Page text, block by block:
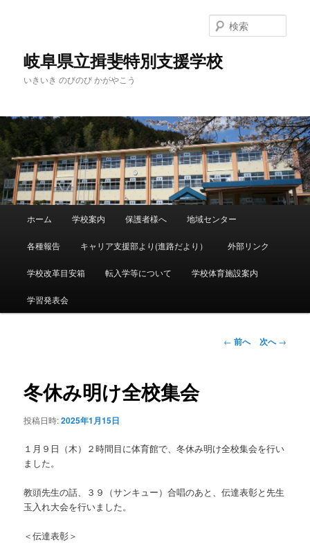
岐阜県立揖斐特別支援学校
いきいき のびのび かがやこう
索
メ
イ
ン
ン
ツ
へ
移
ホーム 学校案内 保護者様へ 地域センター
各種報告 キャリア支援部より(進路だより） 外部リンク
学校改革目安箱 転入学等について 学校体育施設案内
学習発表会
投
ン
← 前へ 次へ→
冬休み明け全校集会
投稿日時:2025年1月15日
１月９日（木）２時間目に体育館で、冬休み明け全校集会を行い
ました。
教頭先生の話、３９（サンキュー）合唱のあと、伝達表彰と先生
玉入れ大会を行いました。
＜伝達表彰＞